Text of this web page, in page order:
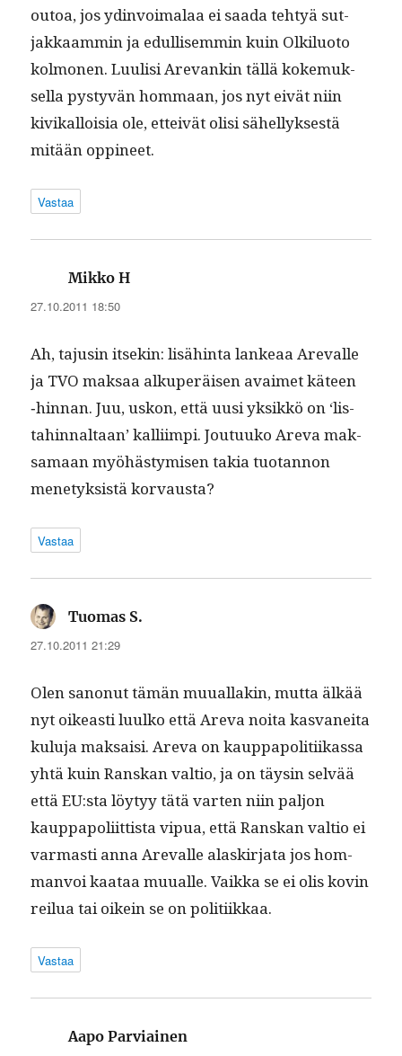
outoa, jos ydin­voimalaa ei saa­da tehtyä sut­
jakkaam­min ja edullisem­min kuin Olk­ilu­o­to
kol­mo­nen. Luulisi Are­vankin täl­lä koke­muk­
sel­la pystyvän hom­maan, jos nyt eivät niin
kivikalloisia ole, etteivät olisi sähellyk­ses­tä
mitään oppineet.
Vastaa
Mikko H
27.10.2011 18:50
Ah, tajusin itsekin: lisähin­ta lankeaa Arevalle
ja TVO mak­saa alku­peräisen avaimet käteen
‑hin­nan. Juu, uskon, että uusi yksikkö on ‘lis­
tahinnal­taan’ kalli­impi. Joutuuko Are­va mak­
samaan myöhästymisen takia tuotan­non
mene­tyk­sistä korvausta?
Vastaa
Tuomas S.
27.10.2011 21:29
Olen sanonut tämän muual­lakin, mut­ta älkää
nyt oikeasti luulko että Are­va noi­ta kas­vanei­ta
kulu­ja mak­saisi. Are­va on kaup­pa­poli­ti­ikas­sa
yhtä kuin Ran­skan val­tio, ja on täysin selvää
että EU:sta löy­tyy tätä varten niin paljon
kaup­pa­poli­it­tista vipua, että Ran­skan val­tio ei
var­masti anna Arevalle alaskir­ja­ta jos hom­
man­voi kaataa muualle. Vaik­ka se ei olis kovin
reilua tai oikein se on politiikkaa.
Vastaa
Aapo Parviainen